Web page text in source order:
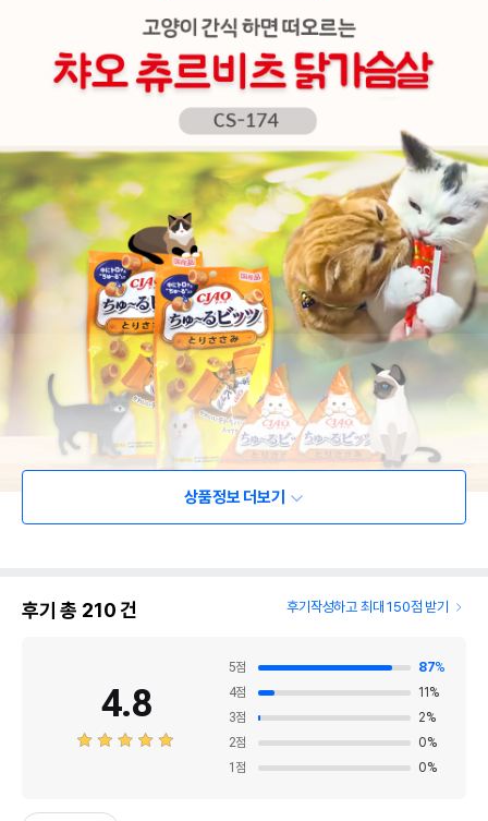
상품정보 더보기
후기 총 210건 후기작성하고 최대 150점 받기
4.8
5점 87%
4점 11 %
3점 2%
2점 0%
1 점 0%